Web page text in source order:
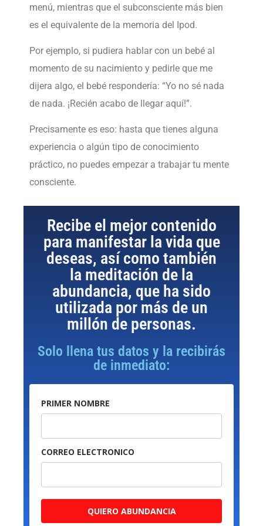
menú, mientras que el subconsciente más bien
es el equivalente de la memoria del Ipod.
Por ejemplo, si pudiera hablar con un bebé al
momento de su nacimiento y pedirle que me
dijera algo, el bebé respondería: “Yo no sé nada
de nada. ¡Recién acabo de llegar aquí!”.
Precisamente es eso: hasta que tienes alguna
experiencia o algún tipo de conocimiento
práctico, no puedes empezar a trabajar tu mente
consciente.
Recibe el mejor contenido
para manifestar la vida que
deseas, así como también
la meditación de la
abundancia, que ha sido
utilizada por más de un
millón de personas.
Solo llena tus datos y la recibirás
de inmediato:
PRIMER NOMBRE
CORREO ELECTRONICO
QUIERO ABUNDANCIA